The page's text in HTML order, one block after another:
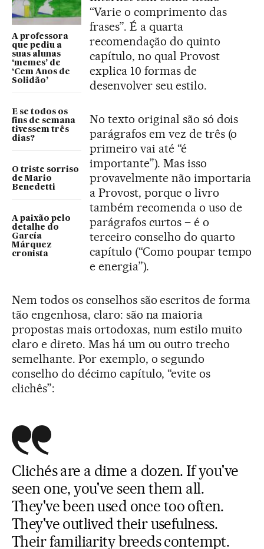
A professora
que pediu a
suas alunas
‘memes’ de
‘Cem Anos de
Solidão’
E se todos os
fins de semana
tivessem três
dias?
O triste sorriso
de Mario
Benedetti
A paixão pelo
detalhe do
García
Márquez
cronista
“Varie o comprimento das
frases”. É a quarta
recomendação do quinto
capítulo, no qual Provost
explica 10 formas de
desenvolver seu estilo.
No texto original são só dois
parágrafos em vez de três (o
primeiro vai até “é
importante”). Mas isso
provavelmente não importaria
a Provost, porque o livro
também recomenda o uso de
parágrafos curtos – é o
terceiro conselho do quarto
capítulo (“Como poupar tempo
e energia”).
Nem todos os conselhos são escritos de forma
tão engenhosa, claro: são na maioria
propostas mais ortodoxas, num estilo muito
claro e direto. Mas há um ou outro trecho
semelhante. Por exemplo, o segundo
conselho do décimo capítulo, “evite os
clichês”:
Clichés are a dime a dozen. If you've
seen one, you've seen them all.
They've been used once too often.
They've outlived their usefulness.
Their familiarity breeds contempt.